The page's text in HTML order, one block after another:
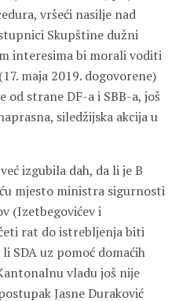
vršeći nasilje nad
Skupštine dužni
interesima bi morali voditi
maja 2019. dogovorene)
od strane DF-a i SBB-a, još
siledžijska akcija u
izgubila dah, da li je B
mjesto ministra sigurnosti
(Izetbegovićev i
rat do istrebljenja biti
SDA uz pomoć domaćih
vladu još nije
Jasne Duraković